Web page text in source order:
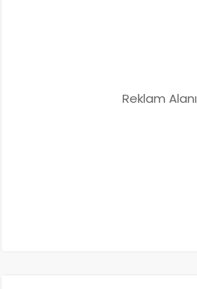
Reklam Alanı